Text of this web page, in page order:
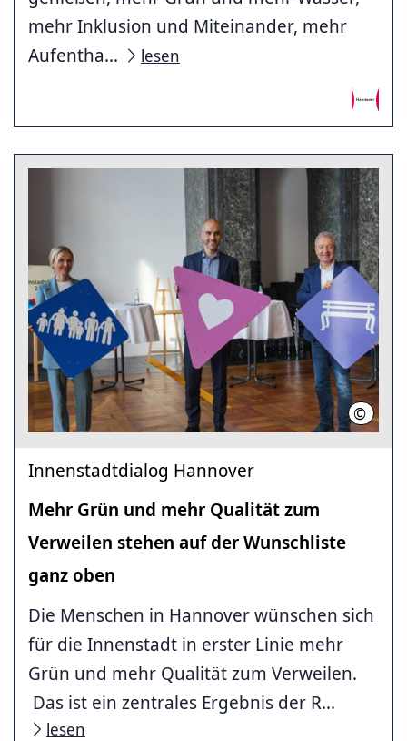
mehr Inklusion und Miteinander, mehr
Aufentha...
lesen
© LHH
Innenstadtdialog Hannover
Mehr Grün und mehr Qualität zum
Verweilen stehen auf der Wunschliste
ganz oben
Die Menschen in Hannover wünschen sich
für die Innenstadt in erster Linie mehr
Grün und mehr Qualität zum Verweilen.
Das ist ein zentrales Ergebnis der R...
lesen